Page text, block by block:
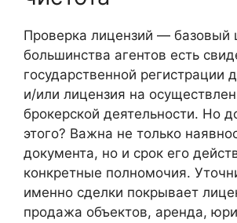
Проверка лицензий — базовый
большинства агентов есть
государственной регистрации
и/или лицензия на
брокерской деятельности. Но
этого? Важна не только
документа, но и срок его
конкретные полномочия.
именно сделки покрывает
продажа объектов, аренда,